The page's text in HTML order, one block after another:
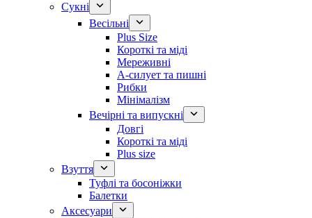
Сукні
Весільні
Plus Size
Короткі та міді
Мереживні
А-силует та пишні
Рибки
Мінімалізм
Вечірні та випускні
Довгі
Короткі та міді
Plus size
Взуття
Туфлі та босоніжки
Балетки
Аксесуари